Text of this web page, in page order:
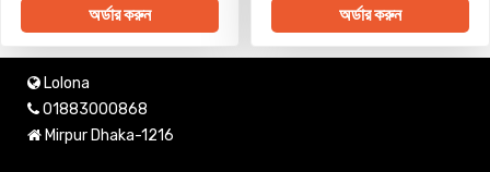
অর্ডার করুন অর্ডার করুন
Lolona
01883000868
Mirpur Dhaka-1216